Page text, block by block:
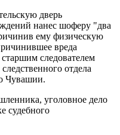
дверь
нанес шоферу "два
ему физическую
вреда
следователем
отдела
Чувашии.
уголовное дело
судебного